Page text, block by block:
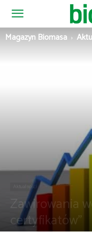
Magazyn
Magazyn Biomasa
Aktualności
Zawirowania
certyfikatów”